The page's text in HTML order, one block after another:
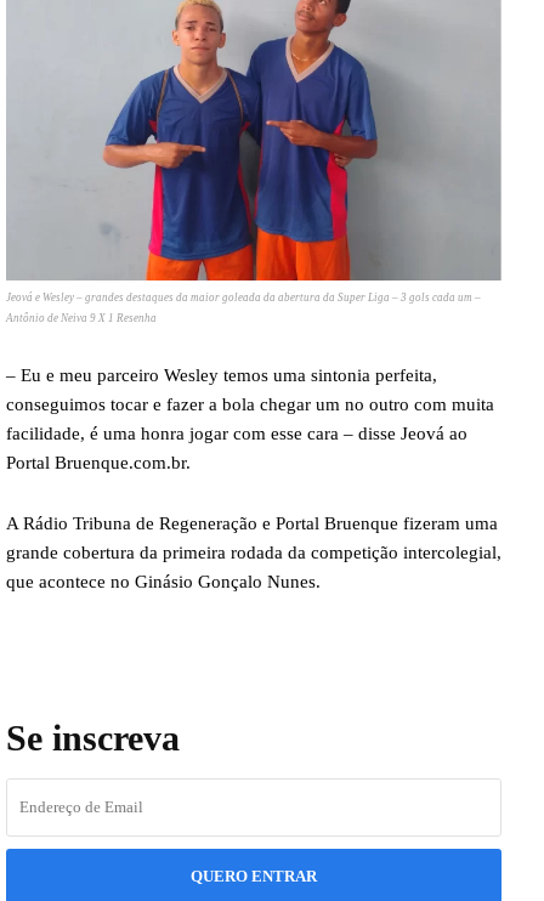
Jeová e Wesley – grandes destaques da maior goleada da abertura da Super Liga – 3 gols cada um –
Antônio de Neiva 9 X 1 Resenha
– Eu e meu parceiro Wesley temos uma sintonia perfeita,
conseguimos tocar e fazer a bola chegar um no outro com muita
facilidade, é uma honra jogar com esse cara – disse Jeová ao
Portal Bruenque.com.br.
A Rádio Tribuna de Regeneração e Portal Bruenque fizeram uma
grande cobertura da primeira rodada da competição intercolegial,
que acontece no Ginásio Gonçalo Nunes.
Se inscreva
QUERO ENTRAR